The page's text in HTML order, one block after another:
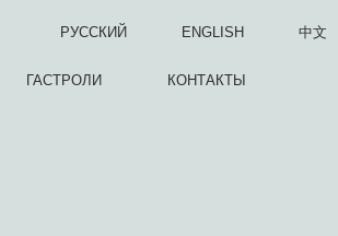
РУССКИЙ ENGLISH 中文
ГАСТРОЛИ КОНТАКТЫ